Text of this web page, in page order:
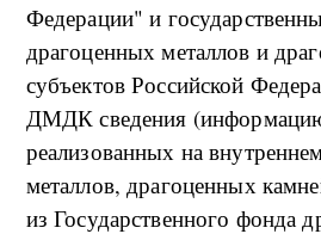
Федерации" и
драгоценных металлов и
субъектов Российской
ДМДК сведения
реализованных на
металлов, драгоценных
из Государственного фонда